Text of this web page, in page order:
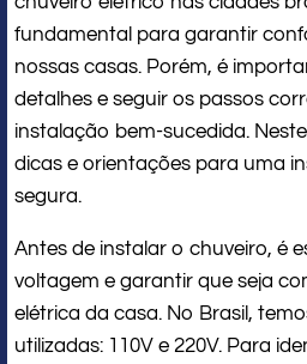
fundamental para garantir
nossas casas. Porém, é
detalhes e seguir os passos
instalação bem-sucedida.
dicas e orientações para uma
segura.
Antes de instalar o chuveiro, é
voltagem e garantir que seja
elétrica da casa. No Brasil,
utilizadas: 110V e 220V. Para